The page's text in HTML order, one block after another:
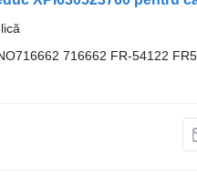
716662 FR-54122